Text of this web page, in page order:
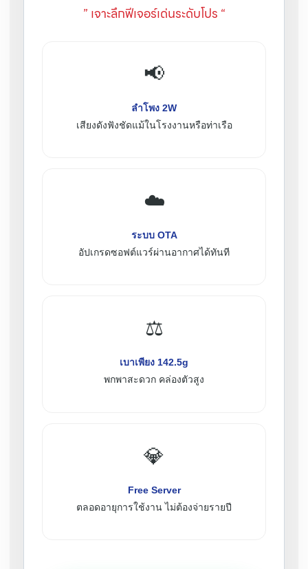
” เจาะลึกฟีเจอร์เด่นระดับโปร “
📢
ลำโพง 2W
เสียงดังฟังชัดแม้ในโรงงานหรือท่าเรือ
☁️
ระบบ OTA
อัปเกรดซอฟต์แวร์ผ่านอากาศได้ทันที
⚖️
เบาเพียง 142.5g
พกพาสะดวก คล่องตัวสูง
💎
Free Server
ตลอดอายุการใช้งาน ไม่ต้องจ่ายรายปี